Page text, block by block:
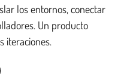
los entornos, conectar
Un producto
iteraciones.